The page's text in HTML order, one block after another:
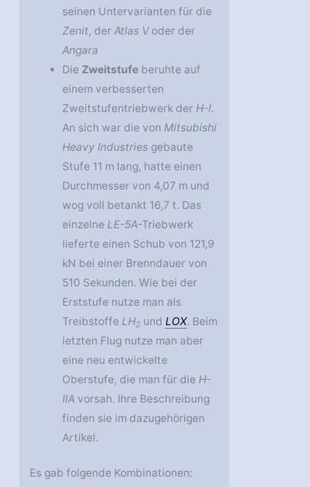
seinen Untervarianten für die
Zenit, der Atlas Voder der
Angara
Die Zweitstufeberuhte auf
einem verbesserten
Zweitstufentriebwerk der H-I.
An sich war die von Mitsubishi
Heavy Industriesgebaute
Stufe 11 m lang, hatte einen
Durchmesser von 4,07 m und
wog voll betankt 16,7 t. Das
einzelne LE-5A-Triebwerk
lieferte einen Schub von 121,9
kN bei einer Brenndauer von
510 Sekunden. Wie bei der
Erststufe nutze man als
Treibstoffe LH2und LOX. Beim
letzten Flug nutze man aber
eine neu entwickelte
Oberstufe, die man für die H-
IIAvorsah. Ihre Beschreibung
finden sie im dazugehörigen
Artikel.
Es gab folgende Kombinationen: